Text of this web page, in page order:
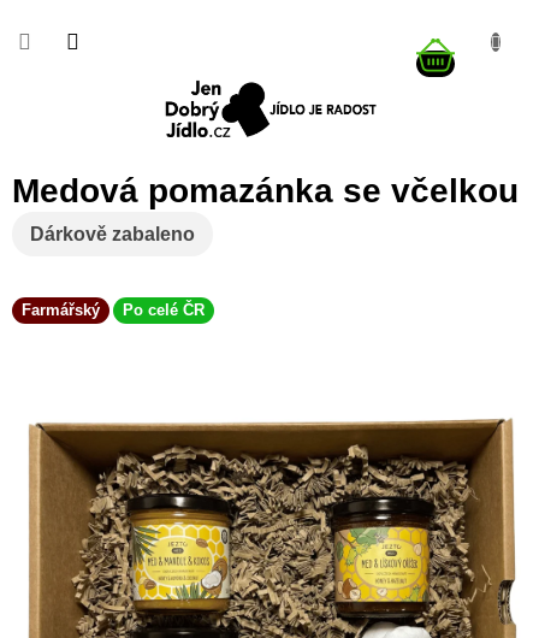
obsah
Medová pomazánka se včelkou
Dárkově zabaleno
Farmářský Po celé ČR